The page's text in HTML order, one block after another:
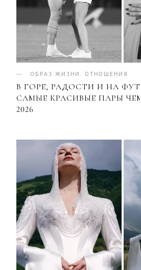
ОБРАЗ ЖИЗНИ . ОТНОШЕНИЯ
В ГОРЕ, РАДОСТИ И НА
САМЫЕ КРАСИВЫЕ ПАРЫ
2026